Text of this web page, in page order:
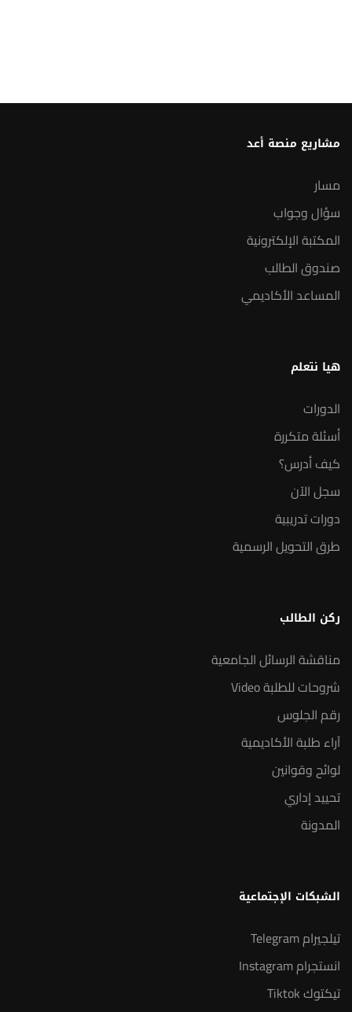
مشاريع منصة أعد
مسار
سؤال وجواب
المكتبة الإلكترونية
صندوق الطالب
المساعد الأكاديمي
هيا نتعلم
الدورات
أسئلة متكررة
كيف أدرس؟
سجل الآن
دورات تدريبية
طرق التحويل الرسمية
ركن الطالب
مناقشة الرسائل الجامعية
شروحات للطلبة Video
رقم الجلوس
آراء طلبة الأكاديمية
لوائح وقوانين
تحييد إداري
المدونة
الشبكات الإجتماعية
تيلجيرام Telegram
انستجرام Instagram
تيكتوك Tiktok